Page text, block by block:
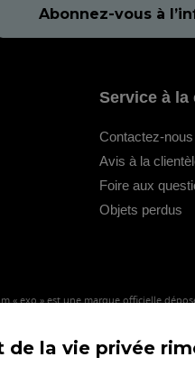
31 – exo
98 – exo
Voir les
2 circuits
Circuits
01 – exo
Abonnez-vous à
Service à la
Contactez-nous
Avis à la
Foire aux
Objets perdus
« exo » est une marque officielle
de la vie privée